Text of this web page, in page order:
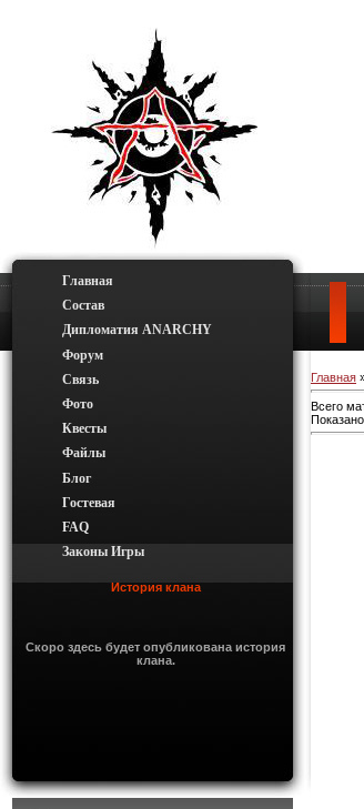
Главная
Состав
Дипломатия ANARCHY
Форум
Связь
Фото
Квесты
Файлы
Блог
Гостевая
FAQ
Законы Игры
История клана
Скоро здесь будет опубликована история
клана.
Главная
Всего